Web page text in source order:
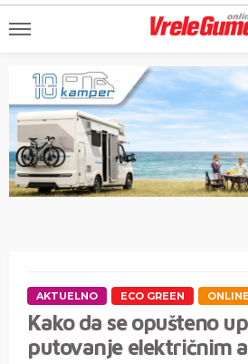
AKTUELNO ECO GREEN
Kako da se opušteno
putovanje električnim